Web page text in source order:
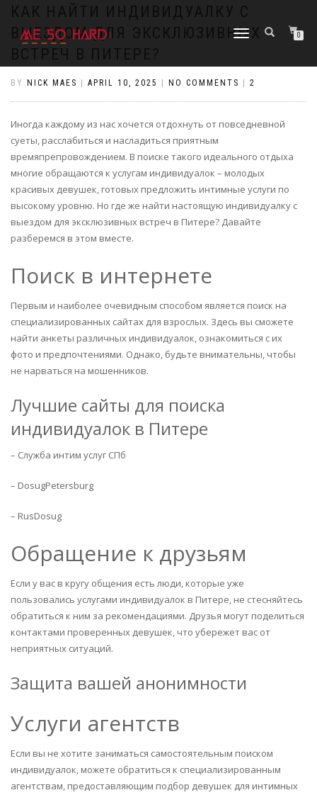
TOGGLE
0
ВЫЕЗДОМ ДЛЯ ЭКСКЛЮЗИВНЫХ
BY NICK MAES APRIL 10, 2025 NO COMMENTS 2
Иногда каждому из нас хочется отдохнуть от повседневной
суеты, расслабиться и насладиться приятным
времяпрепровождением. В поиске такого идеального отдыха
многие обращаются к услугам индивидуалок – молодых
красивых девушек, готовых предложить интимные услуги по
высокому уровню. Но где же найти настоящую индивидуалку с
выездом для эксклюзивных встреч в Питере? Давайте
разберемся в этом вместе.
Поиск в интернете
Первым и наиболее очевидным способом является поиск на
специализированных сайтах для взрослых. Здесь вы сможете
найти анкеты различных индивидуалок, ознакомиться с их
фото и предпочтениями. Однако, будьте внимательны, чтобы
не нарваться на мошенников.
Лучшие сайты для поиска
индивидуалок в Питере
– Служба интим услуг СПб
– DosugPetersburg
– RusDosug
Обращение к друзьям
Если у вас в кругу общения есть люди, которые уже
пользовались услугами индивидуалок в Питере, не стесняйтесь
обратиться к ним за рекомендациями. Друзья могут поделиться
контактами проверенных девушек, что убережет вас от
неприятных ситуаций.
Защита вашей анонимности
Услуги агентств
Если вы не хотите заниматься самостоятельным поиском
индивидуалок, можете обратиться к специализированным
агентствам, предоставляющим подбор девушек для интимных